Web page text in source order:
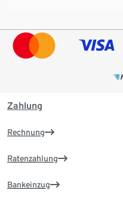
Zahlung
Rechnung
Ratenzahlung
Bankeinzug